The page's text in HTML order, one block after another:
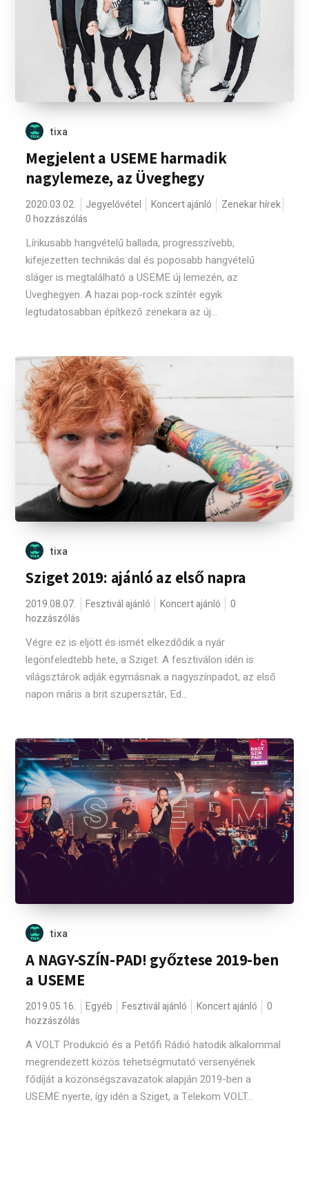
tixa
Megjelent a USEME harmadik
nagylemeze, az Üveghegy
2020.03.02. Jegyelővétel Koncert ajánló
Zenekar hírek
0 hozzászólás
Lírikusabb hangvételű ballada, progresszívebb,
kifejezetten technikás dal és poposabb hangvételű
sláger is megtalálható a USEME új lemezén, az
Üveghegyen. A hazai pop-rock színtér egyik
legtudatosabban építkező zenekara az új...
tixa
Sziget 2019: ajánló az első napra
2019.08.07. Fesztivál ajánló Koncert ajánló
0
hozzászólás
Végre ez is eljött és ismét elkezdődik a nyár
legönfeledtebb hete, a Sziget. A fesztiválon idén is
világsztárok adják egymásnak a nagyszínpadot, az első
napon máris a brit szupersztár, Ed...
tixa
A NAGY-SZÍN-PAD! győztese 2019-ben
a USEME
2019.05.16. Egyéb Fesztivál ajánló Koncert ajánló
0
hozzászólás
A VOLT Produkció és a Petőfi Rádió hatodik alkalommal
megrendezett közös tehetségmutató versenyének
fődíját a közönségszavazatok alapján 2019-ben a
USEME nyerte, így idén a Sziget, a Telekom VOLT...